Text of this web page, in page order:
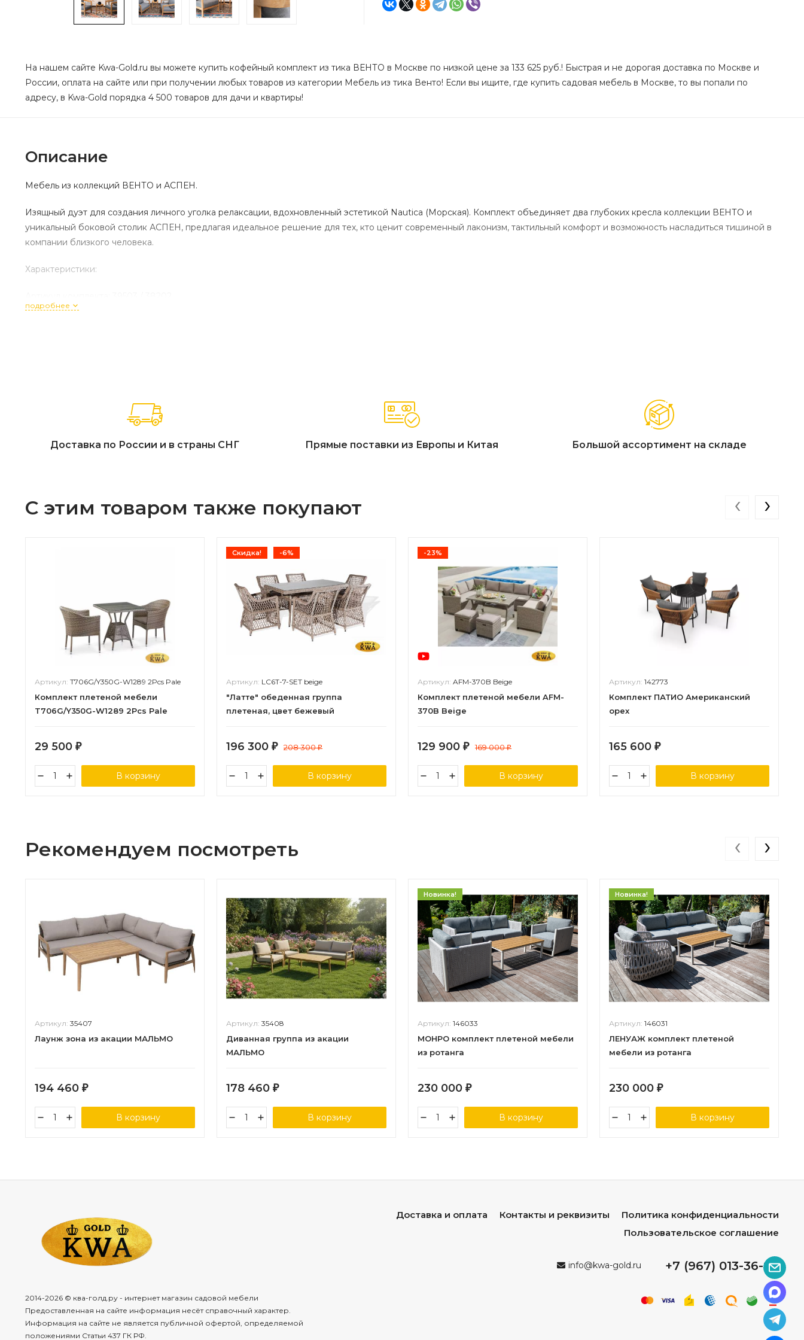
На нашем сайте Kwa-Gold.ru вы можете купить кофейный комплект из тика ВЕНТО в Москве по низкой цене за 133 625 руб.! Быстрая и не дорогая доставка по Москве и
России, оплата на сайте или при получении любых товаров из категории Мебель из тика Венто! Если вы ищите, где купить садовая мебель в Москве, то вы попали по
адресу, в Kwa-Gold порядка 4 500 товаров для дачи и квартиры!
Описание
Мебель из коллекций ВЕНТО и АСПЕН.
Изящный дуэт для создания личного уголка релаксации, вдохновленный эстетикой Nautica (Морская). Комплект объединяет два глубоких кресла коллекции ВЕНТО и
уникальный боковой столик АСПЕН, предлагая идеальное решение для тех, кто ценит современный лаконизм, тактильный комфорт и возможность насладиться тишиной в
компании близкого человека.
Характеристики:
Состав набора: 2 кресла (71 x 84 x 70,5 см), боковой стол АСПЕН (диаметр 40 см, высота 50 см)
Страна производства: Вьетнам.
Гарантийный срок: 18 месяцев.
Боковой стол из тика АСПЕН в акции не участвует, но входит в состав данного комплекта
подробнее
Доставка по России и в страны СНГ Прямые поставки из Европы и Китая Большой ассортимент на складе
С этим товаром также покупают
Артикул: T706G/Y350G-W1289 2Pcs Pale
Комплект плетеной мебели
T706G/Y350G-W1289 2Pcs Pale
29 500 ₽
В корзину
Скидка! -6%
Артикул: LC6T-7-SET beige
"Латте" обеденная группа
плетеная, цвет бежевый
196 300 ₽ 208 300₽
В корзину
-23%
Артикул: AFM-370B Beige
Комплект плетеной мебели AFM-
370B Beige
129 900 ₽ 169 000₽
В корзину
Артикул: 142773
Комплект ПАТИО Американский
орех
165 600 ₽
В корзину
‹ ›
Рекомендуем посмотреть
Артикул: 35407
Лаунж зона из акации МАЛЬМО
194 460 ₽
В корзину
Артикул: 35408
Диванная группа из акации
МАЛЬМО
178 460 ₽
В корзину
Новинка!
Артикул: 146033
МОНРО комплект плетеной мебели
из ротанга
230 000 ₽
В корзину
Новинка!
Артикул: 146031
ЛЕНУАЖ комплект плетеной
мебели из ротанга
230 000 ₽
В корзину
‹ ›
2014-2026 © ква-голд.ру - интернет магазин садовой мебели
Предоставленная на сайте информация несёт справочный характер.
Информация на сайте не является публичной офертой, определяемой
положениями Статьи 437 ГК РФ.
Доставка и оплата Контакты и реквизиты
Политика конфиденциальности
Пользовательское соглашение
info@kwa-gold.ru +7 (967) 013-36-96